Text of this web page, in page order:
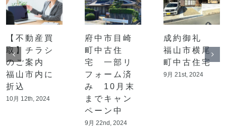
【不動産買
取】チラシ
のご案内
福山市内に
折込
10月 12th, 2024
府中市目崎
町中古住
宅 一部リ
フォーム済
み 10月末
までキャン
ペーン中
9月 22nd, 2024
成約御礼
福山市横尾
町中古住宅
9月 21st, 2024